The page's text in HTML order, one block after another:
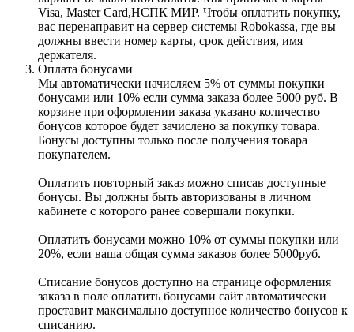
Visa, Master Card,НСПК МИР. Чтобы оплатить покупку,
вас перенаправит на сервер системы Robokassa, где вы
должны ввести номер карты, срок действия, имя
держателя.
Оплата бонусами
Мы автоматически начисляем 5% от суммы покупки
бонусами или 10% если сумма заказа более 5000 руб. В
корзине при оформлении заказа указано количество
бонусов которое будет зачислено за покупку товара.
Бонусы доступны только после получения товара
покупателем.
Оплатить повторный заказ можно списав доступные
бонусы. Вы должны быть авторизованы в личном
кабинете с которого ранее совершали покупки.
Оплатить бонусами можно 10% от суммы покупки или
20%, если ваша общая сумма заказов более 5000руб.
Списание бонусов доступно на странице оформления
заказа в поле оплатить бонусами сайт автоматически
проставит максимально доступное количество бонусов к
списанию.